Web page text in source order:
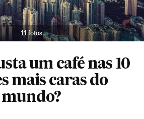
11 fotos
um café nas 10
mais caras do
mundo?